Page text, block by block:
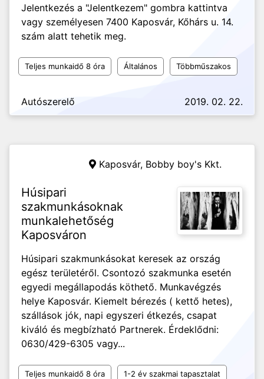
Jelentkezés a "Jelentkezem" gombra kattintva
vagy személyesen 7400 Kaposvár, Kőhárs u. 14.
szám alatt tehetik meg.
Teljes munkaidő 8 óra Általános Többműszakos
Autószerelő 2019. 02. 22.
Kaposvár, Bobby boy's Kkt.
Húsipari
szakmunkásoknak
munkalehetőség
Kaposváron
Húsipari szakmunkásokat keresek az ország
egész területéről. Csontozó szakmunka esetén
egyedi megállapodás köthető. Munkavégzés
helye Kaposvár. Kiemelt bérezés ( kettő hetes),
szállások jók, napi egyszeri étkezés, csapat
kiváló és megbízható Partnerek. Érdeklődni:
0630/429-6305 vagy...
Teljes munkaidő 8 óra 1-2 év szakmai tapasztalat